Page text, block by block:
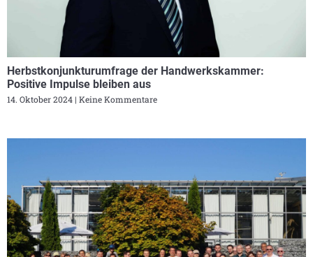
Herbstkonjunkturumfrage der Handwerkskammer:
Positive Impulse bleiben aus
14. Oktober 2024 Keine Kommentare